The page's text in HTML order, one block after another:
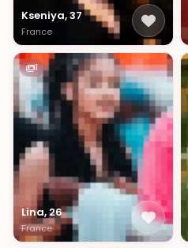
Kseniya, 37
France
1
Lina, 26
France